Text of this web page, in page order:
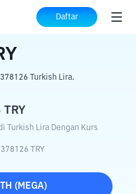
Daftar
MEGA TRY
Turkish Lira.
TRY
Turkish Lira Dengan Kurs
TRY
( MEGA)